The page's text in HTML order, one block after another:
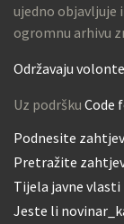
ujedno objavljuje
ogromnu arhivu
Održavaju
Uz podršku Code
Podnesite zahtjev
Pretražite
Tijela javne vlasti
Jeste li